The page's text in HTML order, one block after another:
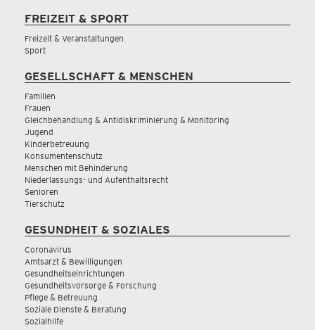
FREIZEIT & SPORT
Freizeit & Veranstaltungen
Sport
GESELLSCHAFT & MENSCHEN
Familien
Frauen
Gleichbehandlung & Antidiskriminierung & Monitoring
Jugend
Kinderbetreuung
Konsumentenschutz
Menschen mit Behinderung
Niederlassungs- und Aufenthaltsrecht
Senioren
Tierschutz
GESUNDHEIT & SOZIALES
Coronavirus
Amtsarzt & Bewilligungen
Gesundheitseinrichtungen
Gesundheitsvorsorge & Forschung
Pflege & Betreuung
Soziale Dienste & Beratung
Sozialhilfe